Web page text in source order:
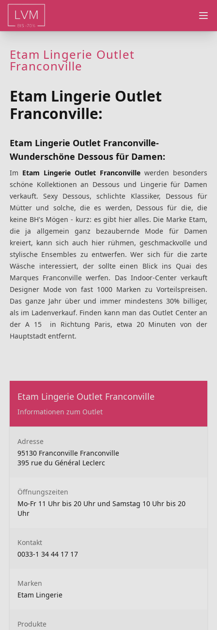
Etam Lingerie Outlet
Franconville
Etam Lingerie Outlet
Franconville:
Etam Lingerie Outlet Franconville-
Wunderschöne Dessous für Damen:
Im Etam Lingerie Outlet Franconvillewerden besonders
schöne Kollektionen an Dessous und Lingerie für Damen
verkauft. Sexy Dessous, schlichte Klassiker, Dessous für
Mütter und solche, die es werden, Dessous für die, die
keine BH's Mögen - kurz: es gibt hier alles. Die Marke Etam,
die ja allgemein ganz bezaubernde Mode für Damen
kreiert, kann sich auch hier rühmen, geschmackvolle und
stylische Ensembles zu entwerfen. Wer sich für die zarte
Wäsche interessiert, der sollte einen Blick ins Quai des
Marques Franconville werfen. Das Indoor-Center verkauft
Designer Mode von fast 1000 Marken zu Vorteilspreisen.
Das ganze Jahr über und immer mindestens 30% billiger,
als im Ladenverkauf. Finden kann man das Outlet Center an
der A 15 in Richtung Paris, etwa 20 Minuten von der
Hauptstadt entfernt.
Etam Lingerie Outlet Franconville
Informationen zum Outlet
Adresse
95130 Franconville Franconville
395 rue du Général Leclerc
Öffnungszeiten
Mo-Fr 11 Uhr bis 20 Uhr und Samstag 10 Uhr bis 20
Uhr
Kontakt
0033-1 34 44 17 17
Marken
Etam Lingerie
Produkte